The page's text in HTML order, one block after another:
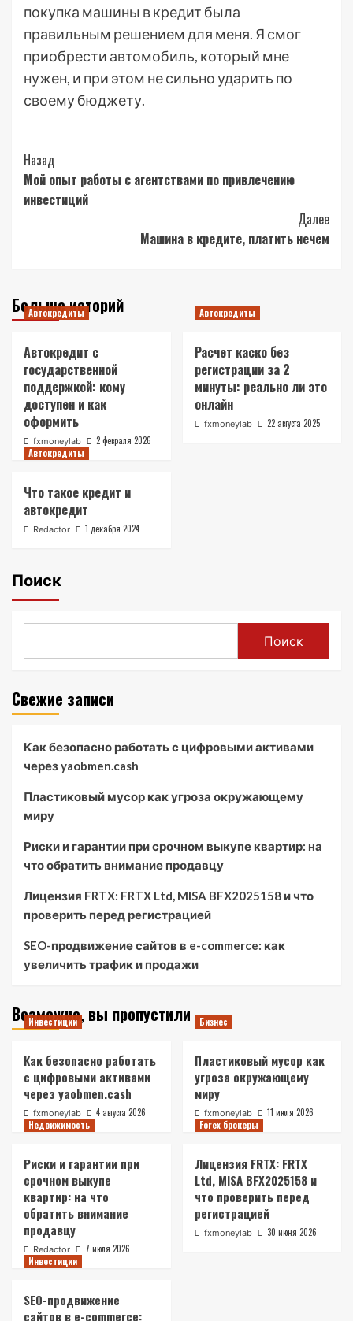
покупка машины в кредит была
правильным решением для меня. Я смог
приобрести автомобиль, который мне
нужен, и при этом не сильно ударить по
своему бюджету.
Post
Navigation
Назад
Мой опыт работы с агентствами по привлечению
инвестиций
Далее
Машина в кредите, платить нечем
Больше историй
Автокредиты
Автокредит с
государственной
поддержкой: кому
доступен и как
оформить
fxmoneylab 2 февраля 2026
Автокредиты
Расчет каско без
регистрации за 2
минуты: реально ли это
онлайн
fxmoneylab 22 августа 2025
Автокредиты
Что такое кредит и
автокредит
Redactor 1 декабря 2024
Поиск
Поиск
Свежие записи
Как безопасно работать с цифровыми активами
через yaobmen.cash
Пластиковый мусор как угроза окружающему
миру
Риски и гарантии при срочном выкупе квартир: на
что обратить внимание продавцу
Лицензия FRTX: FRTX Ltd, MISA BFX2025158 и что
проверить перед регистрацией
SEO-продвижение сайтов в e-commerce: как
увеличить трафик и продажи
Возможно, вы пропустили
Инвестиции
Как безопасно работать
с цифровыми активами
через yaobmen.cash
fxmoneylab 4 августа 2026
Бизнес
Пластиковый мусор как
угроза окружающему
миру
fxmoneylab
11 июля 2026
Недвижимость
Риски и гарантии при
срочном выкупе
квартир: на что
обратить внимание
продавцу
Redactor 7 июля 2026
Forex брокеры
Лицензия FRTX: FRTX
Ltd, MISA BFX2025158 и
что проверить перед
регистрацией
fxmoneylab 30 июня 2026
Инвестиции
SEO-продвижение
сайтов в e-commerce: